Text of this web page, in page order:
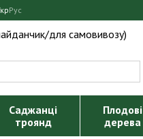
Рус
для самовивозу)
Саджанці
троянд
Плодові
дерева